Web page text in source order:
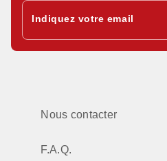
Indiquez votre email
Nous contacter
F.A.Q.